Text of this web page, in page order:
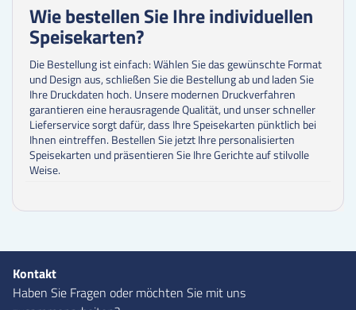
Wie bestellen Sie Ihre individuellen
Speisekarten?
Die Bestellung ist einfach: Wählen Sie das gewünschte Format
und Design aus, schließen Sie die Bestellung ab und laden Sie
Ihre Druckdaten hoch. Unsere modernen Druckverfahren
garantieren eine herausragende Qualität, und unser schneller
Lieferservice sorgt dafür, dass Ihre Speisekarten pünktlich bei
Ihnen eintreffen. Bestellen Sie jetzt Ihre personalisierten
Speisekarten und präsentieren Sie Ihre Gerichte auf stilvolle
Weise.
Kontakt
Haben Sie Fragen oder möchten Sie mit uns